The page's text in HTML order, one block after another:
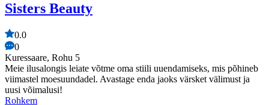
Sisters Beauty
0.0
0
Kuressaare, Rohu 5
Meie ilusalongis leiate võtme oma stiili uuendamiseks, mis põhineb
viimastel moesuundadel. Avastage enda jaoks värsket välimust ja
uusi võimalusi!
Rohkem